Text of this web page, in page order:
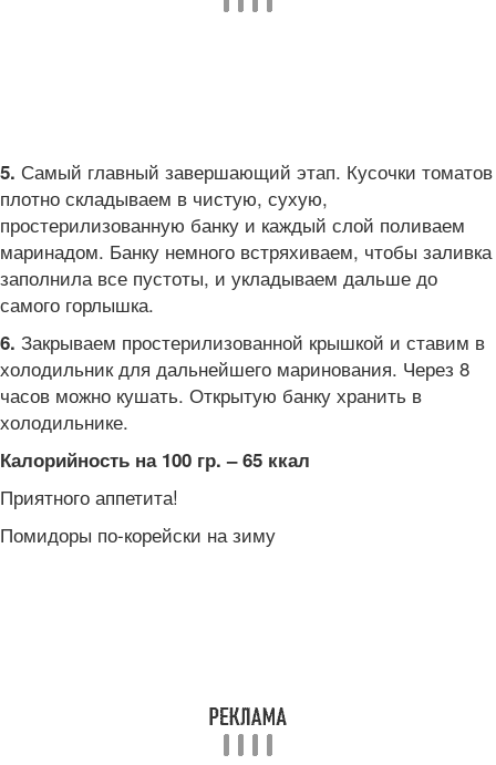
5. Самый главный завершающий этап. Кусочки томатов
плотно складываем в чистую, сухую,
простерилизованную банку и каждый слой поливаем
маринадом. Банку немного встряхиваем, чтобы заливка
заполнила все пустоты, и укладываем дальше до
самого горлышка.
6. Закрываем простерилизованной крышкой и ставим в
холодильник для дальнейшего маринования. Через 8
часов можно кушать. Открытую банку хранить в
холодильнике.
Калорийность на 100 гр. – 65 ккал
Приятного аппетита!
Помидоры по-корейски на зиму